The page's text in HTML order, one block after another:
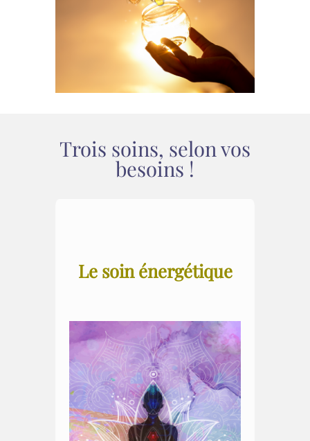
Trois soins, selon vos
besoins !
Le soin énergétique